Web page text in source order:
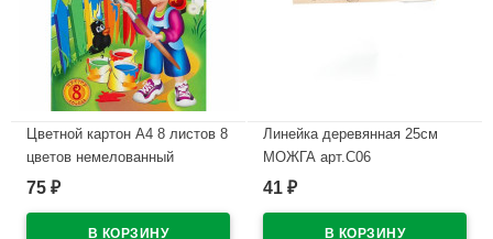
Цветной картон А4 8 листов 8
цветов немелованный
односторонний Лилия
75 ₽
Линейка деревянная 25см
МОЖГА арт.С06
В наличии
41 ₽